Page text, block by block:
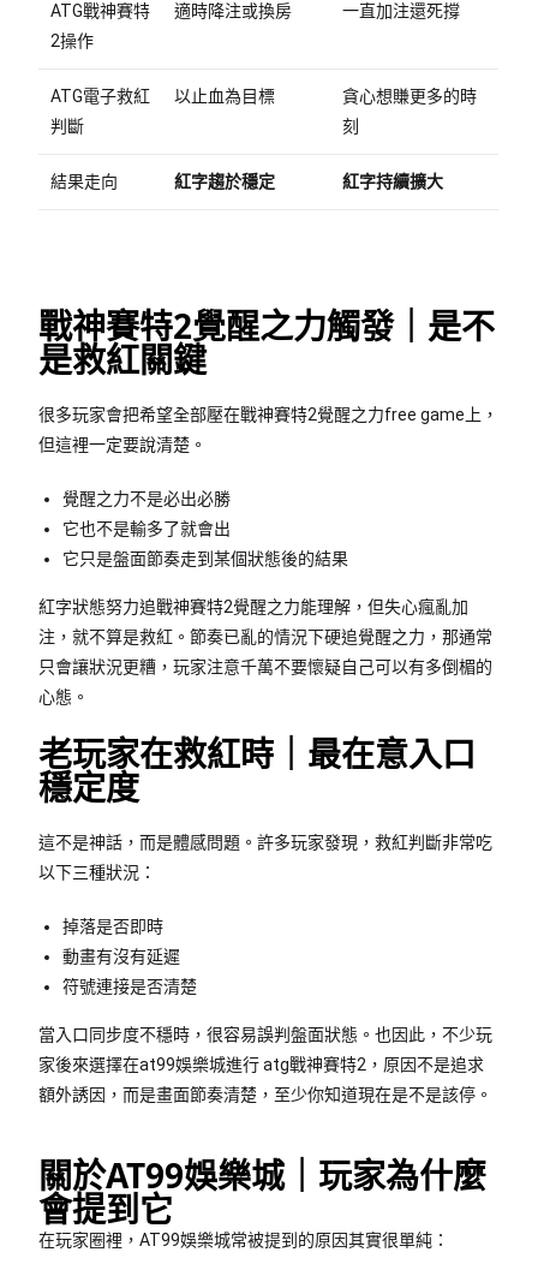
ATG戰神賽特
2操作
適時降注或換房 一直加注還死撐
ATG電子救紅
判斷
以止血為目標
貪心想賺更多的時
刻
結果走向 紅字趨於穩定 紅字持續擴大
戰神賽特2覺醒之力觸發｜是不
是救紅關鍵
很多玩家會把希望全部壓在戰神賽特2覺醒之力free game上，
但這裡一定要說清楚。
覺醒之力不是必出必勝
它也不是輸多了就會出
它只是盤面節奏走到某個狀態後的結果
紅字狀態努力追戰神賽特2覺醒之力能理解，但失心瘋亂加
注，就不算是救紅。節奏已亂的情況下硬追覺醒之力，那通常
只會讓狀況更糟，玩家注意千萬不要懷疑自己可以有多倒楣的
心態。
老玩家在救紅時｜最在意入口
穩定度
這不是神話，而是體感問題。許多玩家發現，救紅判斷非常吃
以下三種狀況：
掉落是否即時
動畫有沒有延遲
符號連接是否清楚
當入口同步度不穩時，很容易誤判盤面狀態。也因此，不少玩
家後來選擇在at99娛樂城進行 atg戰神賽特2，原因不是追求
額外誘因，而是畫面節奏清楚，至少你知道現在是不是該停。
關於AT99娛樂城｜玩家為什麼
會提到它
在玩家圈裡，AT99娛樂城常被提到的原因其實很單純：